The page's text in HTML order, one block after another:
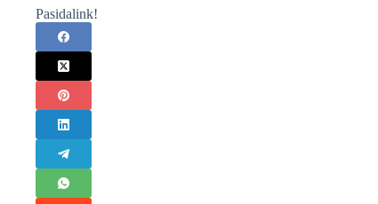
Pasidalink!